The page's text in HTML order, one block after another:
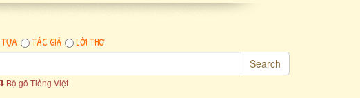
TÁC GIẢ LỜI THƠ
Search
Bộ gõ Tiếng Việt